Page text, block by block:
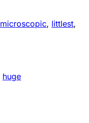
microscopic, littlest,
huge